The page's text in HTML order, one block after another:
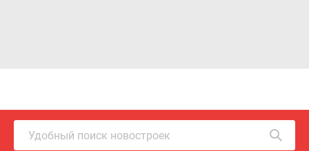
Удобный поиск новостроек